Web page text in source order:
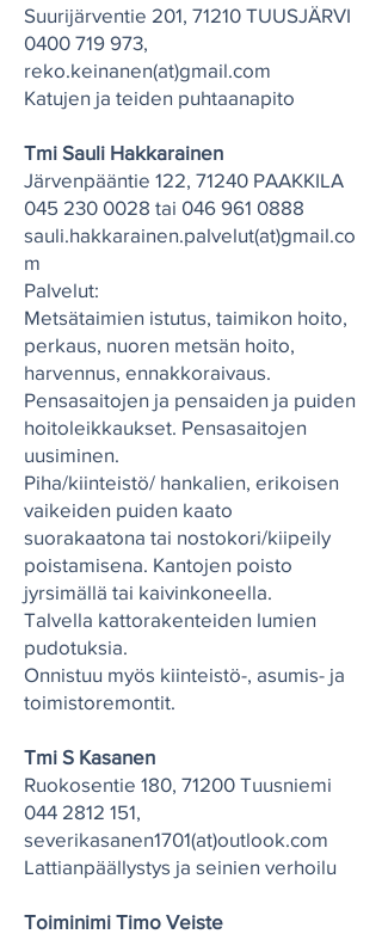
Suurijärventie 201, 71210 TUUSJÄRVI
0400 719 973,
reko.keinanen(at)gmail.com
Katujen ja teiden puhtaanapito
Tmi Sauli Hakkarainen
Järvenpääntie 122, 71240 PAAKKILA
045 230 0028 tai 046 961 0888
sauli.hakkarainen.palvelut(at)gmail.co
m
Palvelut:
Metsätaimien istutus, taimikon hoito,
perkaus, nuoren metsän hoito,
harvennus, ennakkoraivaus.
Pensasaitojen ja pensaiden ja puiden
hoitoleikkaukset. Pensasaitojen
uusiminen.
Piha/kiinteistö/ hankalien, erikoisen
vaikeiden puiden kaato
suorakaatona tai nostokori/kiipeily
poistamisena. Kantojen poisto
jyrsimällä tai kaivinkoneella.
Talvella kattorakenteiden lumien
pudotuksia.
Onnistuu myös kiinteistö-, asumis- ja
toimistoremontit.
Tmi S Kasanen
Ruokosentie 180, 71200 Tuusniemi
044 2812 151,
severikasanen1701(at)outlook.com
Lattianpäällystys ja seinien verhoilu
Toiminimi Timo Veiste